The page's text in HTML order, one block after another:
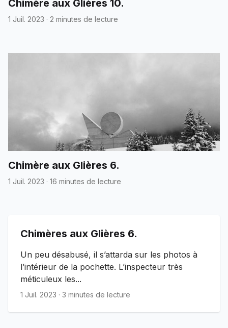
Chimère aux Glières 10.
1 Juil. 2023 · 2 minutes de lecture
Chimère aux Glières 6.
1 Juil. 2023 · 16 minutes de lecture
Chimères aux Glières 6.
Un peu désabusé, il s’attarda sur les photos à
l’intérieur de la pochette. L’inspecteur très
méticuleux les...
1 Juil. 2023 · 3 minutes de lecture